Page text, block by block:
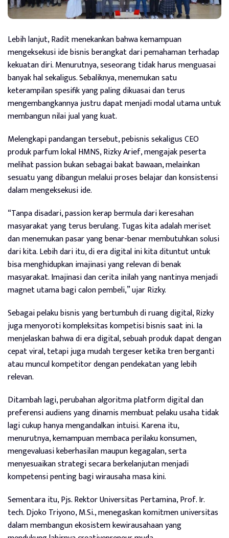
Lebih lanjut, Radit menekankan bahwa kemampuan
mengeksekusi ide bisnis berangkat dari pemahaman terhadap
kekuatan diri. Menurutnya, seseorang tidak harus menguasai
banyak hal sekaligus. Sebaliknya, menemukan satu
keterampilan spesifik yang paling dikuasai dan terus
mengembangkannya justru dapat menjadi modal utama untuk
membangun nilai jual yang kuat.
Melengkapi pandangan tersebut, pebisnis sekaligus CEO
produk parfum lokal HMNS, Rizky Arief, mengajak peserta
melihat passion bukan sebagai bakat bawaan, melainkan
sesuatu yang dibangun melalui proses belajar dan konsistensi
dalam mengeksekusi ide.
“Tanpa disadari, passion kerap bermula dari keresahan
masyarakat yang terus berulang. Tugas kita adalah meriset
dan menemukan pasar yang benar-benar membutuhkan solusi
dari kita. Lebih dari itu, di era digital ini kita dituntut untuk
bisa menghidupkan imajinasi yang relevan di benak
masyarakat. Imajinasi dan cerita inilah yang nantinya menjadi
magnet utama bagi calon pembeli,” ujar Rizky.
Sebagai pelaku bisnis yang bertumbuh di ruang digital, Rizky
juga menyoroti kompleksitas kompetisi bisnis saat ini. Ia
menjelaskan bahwa di era digital, sebuah produk dapat dengan
cepat viral, tetapi juga mudah tergeser ketika tren berganti
atau muncul kompetitor dengan pendekatan yang lebih
relevan.
Ditambah lagi, perubahan algoritma platform digital dan
preferensi audiens yang dinamis membuat pelaku usaha tidak
lagi cukup hanya mengandalkan intuisi. Karena itu,
menurutnya, kemampuan membaca perilaku konsumen,
mengevaluasi keberhasilan maupun kegagalan, serta
menyesuaikan strategi secara berkelanjutan menjadi
kompetensi penting bagi wirausaha masa kini.
Sementara itu, Pjs. Rektor Universitas Pertamina, Prof. Ir.
tech. Djoko Triyono, M.Si., menegaskan komitmen universitas
dalam membangun ekosistem kewirausahaan yang